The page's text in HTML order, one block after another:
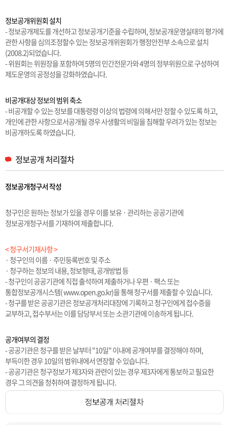
정보공개위원회 설치
- 정보공개제도를 개선하고 정보공개기준을 수립하며, 정보공개운영실태의 평가에
관한 사항을 심의조정할수 있는 정보공개위원회가 행정안전부 소속으로 설치
(2008.2)되었습니다.
- 위원회는 위원장을 포함하여 5명의 민간전문가와 4명의 정부위원으로 구성하여
제도운영의 공정성을 강화하였습니다.
비공개대상 정보의 범위 축소
- 비공개할 수 있는 정보를 대통령령 이상의 법령에 의해서만 정할 수 있도록 하고,
개인에 관한 사항으로서공개될 경우 사생활의 비밀을 침해할 우려가 있는 정보는
비공개하도록 하였습니다.
정보공개 처리절차
정보공개청구서 작성
청구인은 원하는 정보가 있을 경우 이를 보유 · 관리하는 공공기관에
정보공개청구서를 기재하여 제출합니다.
< 청구서기재사항 >
· 청구인의 이름 · 주민등록번호 및 주소
· 청구하는 정보의 내용, 정보형태, 공개방법 등
- 청구인이 공공기관에 직접 출석하여 제출하거나 우편 · 팩스 또는
통합정보공개시스템( www.open.go.kr)을 통해 청구서를 제출할 수 있습니다.
- 청구를 받은 공공기관은 정보공개처리대장에 기록하고 청구인에게 접수증을
교부하고, 접수부서는 이를 담당부서 또는 소관기관에 이송하게 됩니다.
공개여부의 결정
- 공공기관은 청구를 받은 날부터 "10일" 이내에 공개여부를 결정해야 하며,
부득이한 경우 10일의 범위내에서 연장할 수 있습니다.
- 공공기관은 청구정보가 제3자와 관련이 있는 경우 제3자에게 통보하고 필요한
경우 그 의견을 청취하여 결정하게 됩니다.